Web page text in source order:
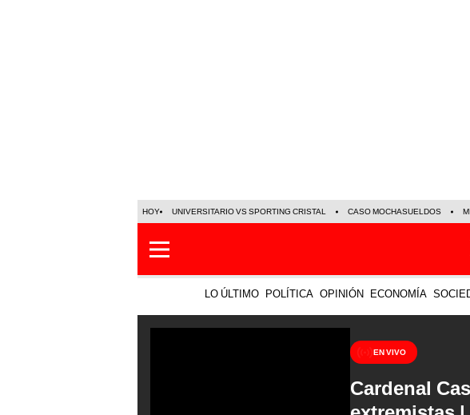
HOY UNIVERSITARIO VS SPORTING CRISTAL CASO MOCHASUELDOS
LO ÚLTIMO POLÍTICA OPINIÓN ECONOMÍA
EN VIVO
Cardenal